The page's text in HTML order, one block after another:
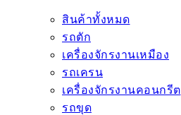
สินค้าทั้งหมด
รถตัก
เครื่องจักรงานเหมือง
รถเครน
เครื่องจักรงานคอนกรีต
รถขุด